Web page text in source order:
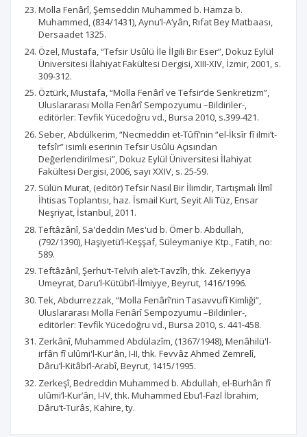
Molla Fenârî, Şemseddin Muhammed b. Hamza b.
Muhammed, (834/1431), Aynu’l-A‘yân, Rıfat Bey Matbaası,
Dersaadet 1325.
Özel, Mustafa, “Tefsir Usûlü İle İlgili Bir Eser”, Dokuz Eylül
Üniversitesi İlahiyat Fakültesi Dergisi, XIII-XIV, İzmir, 2001, s.
309-312.
Öztürk, Mustafa, “Molla Fenârî ve Tefsir’de Senkretizm”,
Uluslararası Molla Fenârî Sempozyumu –Bildiriler-,
editörler: Tevfik Yücedoğru vd., Bursa 2010, s.399-421.
Seber, Abdülkerim, “Necmeddin et-Tûfî’nin “el-İksîr fî ilmi’t-
tefsîr” isimli eserinin Tefsir Usûlü Açısından
Değerlendirilmesi”, Dokuz Eylül Üniversitesi İlahiyat
Fakültesi Dergisi, 2006, sayı XXIV, s. 25-59.
Sülün Murat, (editör) Tefsir Nasıl Bir İlimdir, Tartışmalı İlmî
İhtisas Toplantısı, haz. İsmail Kurt, Seyit Ali Tüz, Ensar
Neşriyat, İstanbul, 2011.
Teftâzânî, Sa'deddin Mes'ud b. Ömer b. Abdullah,
(792/1390), Haşiyetü’l-Keşşaf, Süleymaniye Ktp., Fatih, no:
589.
Teftâzânî, Şerhu’t-Telvih ale’t-Tavzîh, thk. Zekeriyya
Umeyrat, Daru’l-Kütübi’l-İlmiyye, Beyrut, 1416/1996.
Tek, Abdurrezzak, “Molla Fenârî’nin Tasavvufî Kimliği”,
Uluslararası Molla Fenârî Sempozyumu –Bildiriler-,
editörler: Tevfik Yücedoğru vd., Bursa 2010, s. 441-458.
Zerkânî, Muhammed Abdülazîm, (1367/1948), Menâhilü'l-
irfân fî ulûmi'l-Kur'ân, I-II, thk. Fevvâz Ahmed Zemrelî,
Dâru’l-Kitâbi’l-Arabî, Beyrut, 1415/1995.
Zerkeşî, Bedreddin Muhammed b. Abdullah, el-Burhân fî
ulûmi’l-Kur’ân, I-IV, thk. Muhammed Ebu’l-Fazl İbrahim,
Dâru’t-Turâs, Kahire, ty.